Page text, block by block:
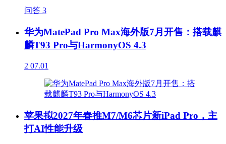
问答 3
华为MatePad Pro Max海外版7月开售：搭载麒
麟T93 Pro与HarmonyOS 4.3
2 07.01
苹果拟2027年春推M7/M6芯片新iPad Pro，主
打AI性能升级